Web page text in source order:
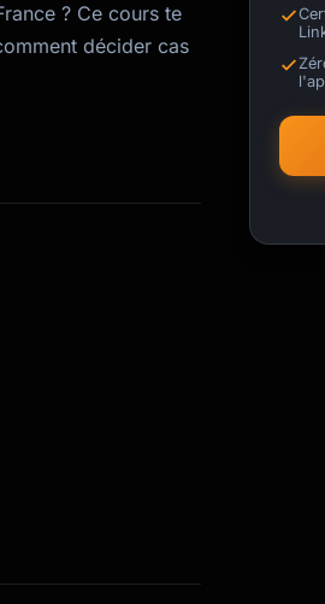
? Ce cours te
décider cas